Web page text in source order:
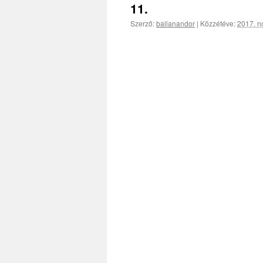
11.
Szerző:ballanandor | Közzétéve:2017.